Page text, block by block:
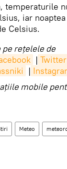
temperaturile
iar
Celsius.
rețelele de
| Twitter
|
mobile
Meteo